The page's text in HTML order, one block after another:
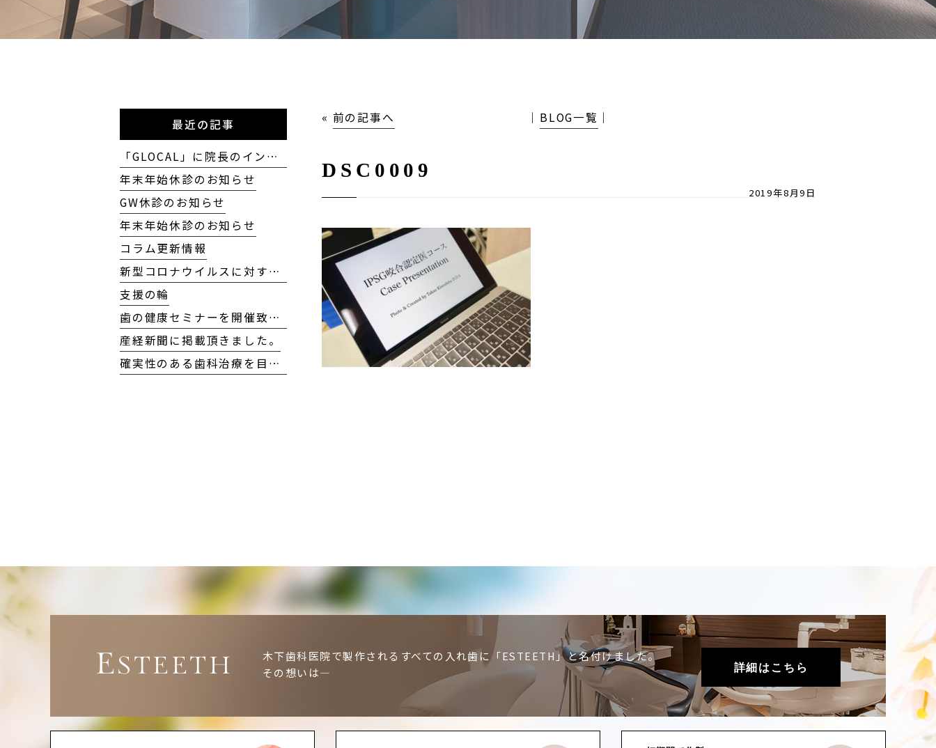
« 前の記事へ │ BLOG一覧 │
DSC0009
2019年8月9日
最近の記事
「GLOCAL」に院長のインタビューが掲載されました
年末年始休診のお知らせ
GW休診のお知らせ
年末年始休診のお知らせ
コラム更新情報
新型コロナウイルスに対する当院の対応方針について
支援の輪
歯の健康セミナーを開催致しました！
産経新聞に掲載頂きました。
確実性のある歯科治療を目指して
ESTEETH
木下歯科医院で製作されるすべての入れ歯に「ESTEETH」と名付けました。
その想いは―
詳細はこちら